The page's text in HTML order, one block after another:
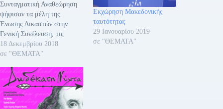
Συνταγματική Αναθεώρηση
ψήφισαν τα μέλη της
Ένωσης Δικαστών στην
Γενική Συνέλευση, τις
κατέθεσαν τα πολιτικά
κόμματα κατά το σκέλος
Στην ψηφοφορία
συμμετείχαν 438 μέλη μας
και τα έγκυρα ψηφοδέλτια
ήταν 436. Τα αποτελέσματα
18 Δεκεμβρίου 2018
σε "ΘΕΜΑΤΑ"
Εκχώρηση Μακεδονικής
ταυτότητας
29 Ιανουαρίου 2019
σε "ΘΕΜΑΤΑ"